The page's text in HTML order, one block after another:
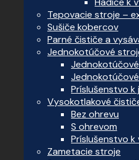
Tepovacie stroje –
Sušiče kobercov
Parné čističe a
Jednokotúčové
Príslušenstvo
Vysokotlakové
Bez ohrevu
S ohrevom
Príslušenstvo
Zametacie stroje